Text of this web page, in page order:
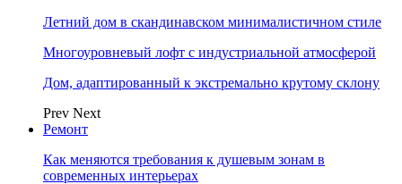
Летний дом в скандинавском минималистичном стиле
Многоуровневый лофт с индустриальной атмосферой
Дом, адаптированный к экстремально крутому склону
Prev Next
Ремонт
Как меняются требования к душевым зонам в
современных интерьерах